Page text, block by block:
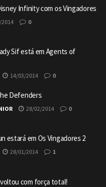
Infinity com os Vingadores
0
Sif está em Agents of
14/03/2014 0
Defenders
28/02/2014 0
estará em Os Vingadores 2
28/01/2014 1
com força total!